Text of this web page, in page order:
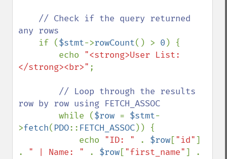
// Check if the query returned
any rows
if ($stmt->rowCount() > 0 ) {
        echo
"<strong>User List:
</strong><br>" ;
// Loop through the results
row by row using FETCH_ASSOC
while ($row = $stmt-
>fetch( PDO:: FETCH_ASSOC)) {
            echo
"ID: " . $row["id"]
. " | Name: " . $row["first_name"